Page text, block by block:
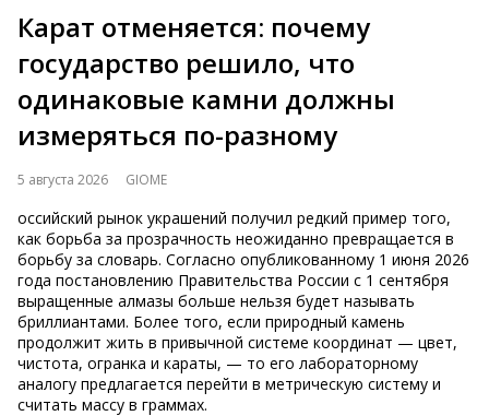
Карат отменяется: почему
государство решило, что
одинаковые камни должны
измеряться по-разному
5 августа 2026 GIOME
оссийский рынок украшений получил редкий пример того,
как борьба за прозрачность неожиданно превращается в
борьбу за словарь. Согласно опубликованному 1 июня 2026
года постановлению Правительства России с 1 сентября
выращенные алмазы больше нельзя будет называть
бриллиантами. Более того, если природный камень
продолжит жить в привычной системе координат — цвет,
чистота, огранка и караты, — то его лабораторному
аналогу предлагается перейти в метрическую систему и
считать массу в граммах.